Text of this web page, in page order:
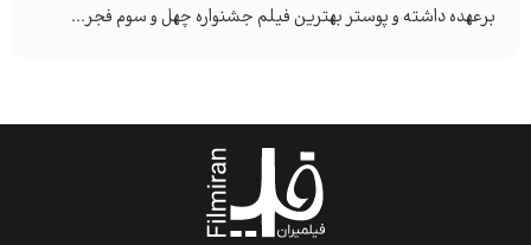
برعهده داشته و پوستر بهترین فیلم جشنواره چهل و سوم فجر...